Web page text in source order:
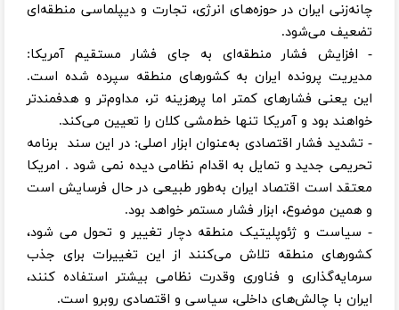
چانه‌زنی ایران در حوزه‌های انرژی، تجارت و دیپلماسی منطقه‌ای
تضعیف می‌شود.
- افزایش فشار منطقه‌ای به جای فشار مستقیم آمریکا:
مدیریت پرونده ایران به کشورهای منطقه سپرده شده است.
این یعنی فشارهای کمتر اما پرهزینه تر، مداوم‌تر و هدفمندتر
خواهند بود و آمریکا تنها خط‌مشی کلان را تعیین می‌کند.
- تشدید فشار اقتصادی به‌عنوان ابزار اصلی: در این سند برنامه
تحریمی جدید و تمایل به اقدام نظامی دیده نمی شود . امریکا
معتقد است اقتصاد ایران به‌طور طبیعی در حال فرسایش است
و همین موضوع، ابزار فشار مستمر خواهد بود.
- سیاست و ژئوپلیتیک منطقه دچار تغییر و تحول می شود،
کشورهای منطقه تلاش می‌کنند از این تغییرات برای جذب
سرمایه‌گذاری و فناوری وقدرت نظامی بیشتر استفاده کنند،
ایران با چالش‌های داخلی، سیاسی و اقتصادی روبرو است.